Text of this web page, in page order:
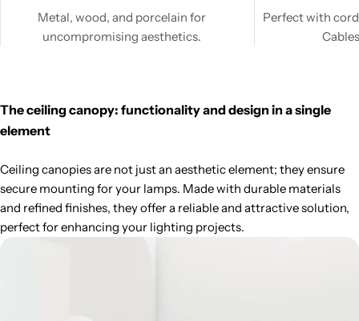
Metal, wood, and porcelain for
uncompromising aesthetics.
Perfect with
The ceiling canopy: functionality and design in a single
element
Ceiling canopies are not just an aesthetic element; they ensure
secure mounting for your lamps. Made with durable materials
and refined finishes, they offer a reliable and attractive solution,
perfect for enhancing your lighting projects.